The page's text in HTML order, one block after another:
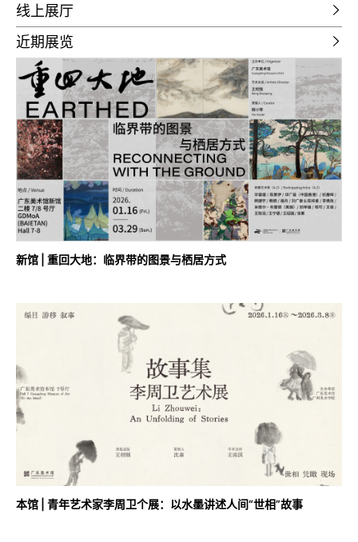
线上展厅
近期展览
新馆 | 重回大地：临界带的图景与栖居方式
本馆 | 青年艺术家李周卫个展：以水墨讲述人间“世相”故事